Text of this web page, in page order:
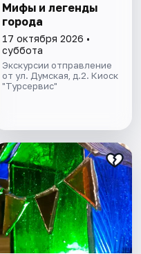
Мифы и легенды
города
17 октября 2026 •
суббота
Экскурсии отправление
от ул. Думская, д.2. Киоск
"Турсервис"